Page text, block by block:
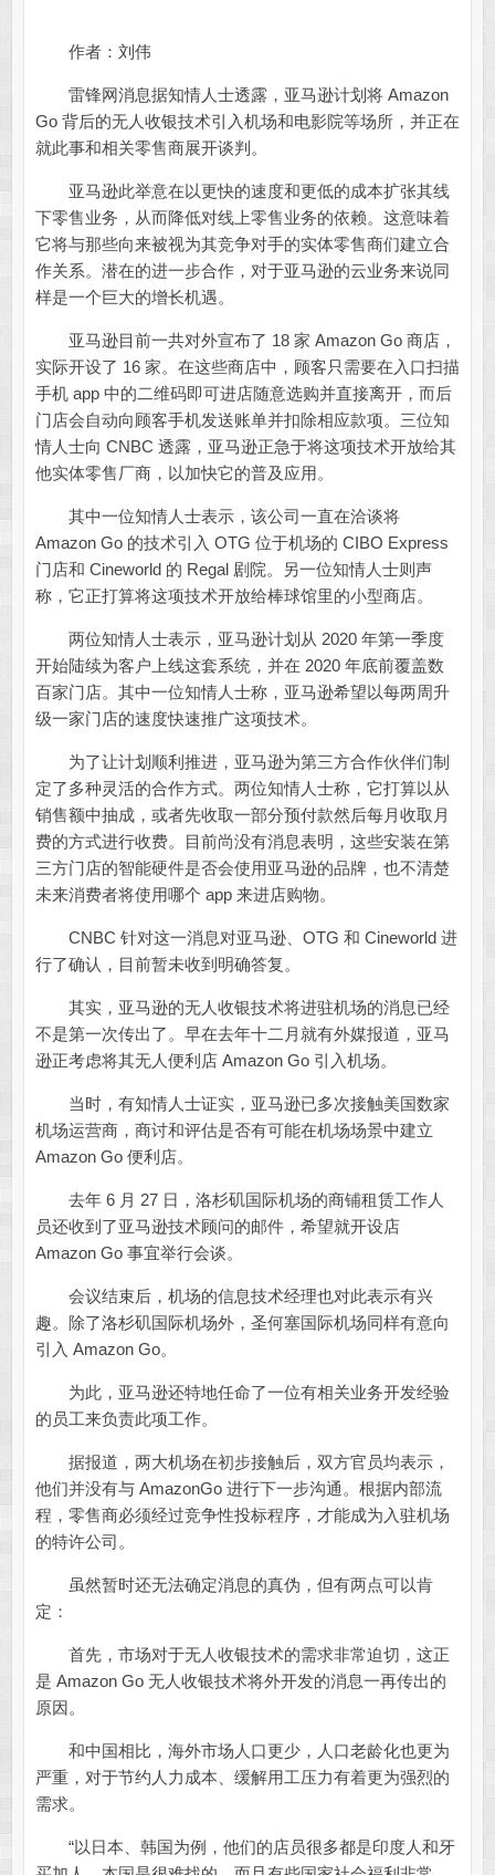
作者：刘伟
雷锋网消息据知情人士透露，亚马逊计划将 Amazon
Go 背后的无人收银技术引入机场和电影院等场所，并正在
就此事和相关零售商展开谈判。
亚马逊此举意在以更快的速度和更低的成本扩张其线
下零售业务，从而降低对线上零售业务的依赖。这意味着
它将与那些向来被视为其竞争对手的实体零售商们建立合
作关系。潜在的进一步合作，对于亚马逊的云业务来说同
样是一个巨大的增长机遇。
亚马逊目前一共对外宣布了 18 家 Amazon Go 商店，
实际开设了 16 家。在这些商店中，顾客只需要在入口扫描
手机 app 中的二维码即可进店随意选购并直接离开，而后
门店会自动向顾客手机发送账单并扣除相应款项。三位知
情人士向 CNBC 透露，亚马逊正急于将这项技术开放给其
他实体零售厂商，以加快它的普及应用。
其中一位知情人士表示，该公司一直在洽谈将
Amazon Go 的技术引入 OTG 位于机场的 CIBO Express
门店和 Cineworld 的 Regal 剧院。另一位知情人士则声
称，它正打算将这项技术开放给棒球馆里的小型商店。
两位知情人士表示，亚马逊计划从 2020 年第一季度
开始陆续为客户上线这套系统，并在 2020 年底前覆盖数
百家门店。其中一位知情人士称，亚马逊希望以每两周升
级一家门店的速度快速推广这项技术。
为了让计划顺利推进，亚马逊为第三方合作伙伴们制
定了多种灵活的合作方式。两位知情人士称，它打算以从
销售额中抽成，或者先收取一部分预付款然后每月收取月
费的方式进行收费。目前尚没有消息表明，这些安装在第
三方门店的智能硬件是否会使用亚马逊的品牌，也不清楚
未来消费者将使用哪个 app 来进店购物。
CNBC 针对这一消息对亚马逊、OTG 和 Cineworld 进
行了确认，目前暂未收到明确答复。
其实，亚马逊的无人收银技术将进驻机场的消息已经
不是第一次传出了。早在去年十二月就有外媒报道，亚马
逊正考虑将其无人便利店 Amazon Go 引入机场。
当时，有知情人士证实，亚马逊已多次接触美国数家
机场运营商，商讨和评估是否有可能在机场场景中建立
Amazon Go 便利店。
去年 6 月 27 日，洛杉矶国际机场的商铺租赁工作人
员还收到了亚马逊技术顾问的邮件，希望就开设店
Amazon Go 事宜举行会谈。
会议结束后，机场的信息技术经理也对此表示有兴
趣。除了洛杉矶国际机场外，圣何塞国际机场同样有意向
引入 Amazon Go。
为此，亚马逊还特地任命了一位有相关业务开发经验
的员工来负责此项工作。
据报道，两大机场在初步接触后，双方官员均表示，
他们并没有与 AmazonGo 进行下一步沟通。根据内部流
程，零售商必须经过竞争性投标程序，才能成为入驻机场
的特许公司。
虽然暂时还无法确定消息的真伪，但有两点可以肯
定：
首先，市场对于无人收银技术的需求非常迫切，这正
是 Amazon Go 无人收银技术将外开发的消息一再传出的
原因。
和中国相比，海外市场人口更少，人口老龄化也更为
严重，对于节约人力成本、缓解用工压力有着更为强烈的
需求。
“以日本、韩国为例，他们的店员很多都是印度人和牙